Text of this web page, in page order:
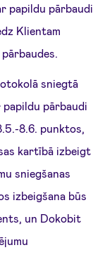
papildu pārbaudi
Klientam
sniegtā
pārbaudi
8.6. punktos,
kartībā izbeigt
sniegšanas
izbeigšana būs
un Dokobit